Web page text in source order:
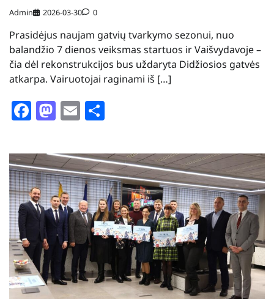
Admin 2026-03-30 0
Prasidėjus naujam gatvių tvarkymo sezonui, nuo
balandžio 7 dienos veiksmas startuos ir Vaišvydavoje –
čia dėl rekonstrukcijos bus uždaryta Didžiosios gatvės
atkarpa. Vairuotojai raginami iš […]
Facebook
Mastodon
Email